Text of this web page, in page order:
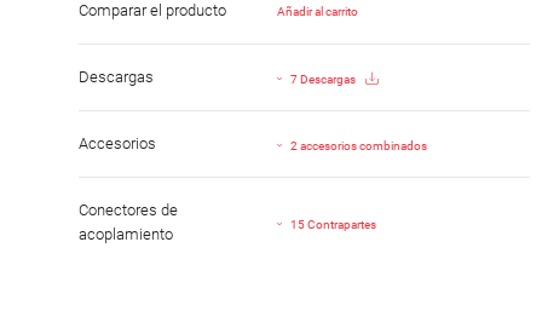
Comparar el producto Añadir al carrito
Descargas 7 Descargas
Accesorios 2 accesorios combinados
Conectores de
acoplamiento
15 Contrapartes